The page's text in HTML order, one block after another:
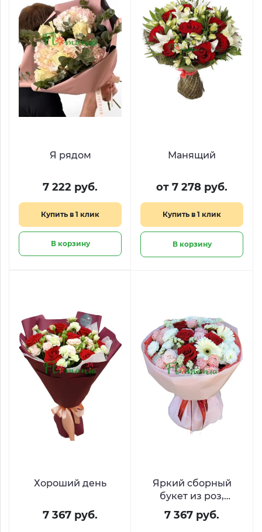
Я рядом
7 222 руб.
Купить в 1 клик
В корзину
Манящий
от 7 278 руб.
Купить в 1 клик
В корзину
Хороший день
7 367 руб.
Яркий сборный
букет из роз,
хризантем и гербер
«Поцелуй меня»
7 367 руб.